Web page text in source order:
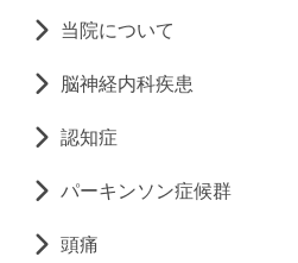
当院について
脳神経内科疾患
認知症
パーキンソン症候群
頭痛